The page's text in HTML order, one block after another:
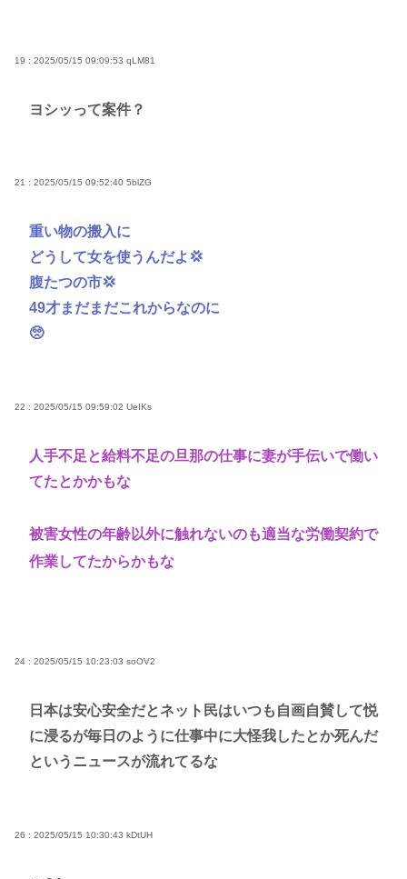
19 : 2025/05/15 09:09:53 qLM81
ヨシッって案件？
21 : 2025/05/15 09:52:40 5blZG
重い物の搬入に
どうして女を使うんだよ💢
腹たつの市💢
49才まだまだこれからなのに
🥺
22 : 2025/05/15 09:59:02 UeIKs
人手不足と給料不足の旦那の仕事に妻が手伝いで働い
てたとかかもな
被害女性の年齢以外に触れないのも適当な労働契約で
作業してたからかもな
24 : 2025/05/15 10:23:03 soOV2
日本は安心安全だとネット民はいつも自画自賛して悦
に浸るが毎日のように仕事中に大怪我したとか死んだ
というニュースが流れてるな
26 : 2025/05/15 10:30:43 kDtUH